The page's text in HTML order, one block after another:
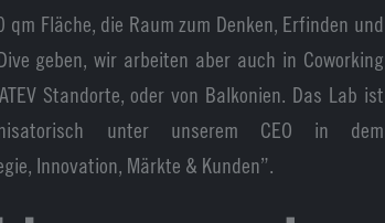
Fläche, die Raum zum Denken, Erfinden und
geben, wir arbeiten aber auch in Coworking
Standorte, oder von Balkonien. Das Lab ist
unter unserem CEO in dem
Innovation, Märkte & Kunden”.